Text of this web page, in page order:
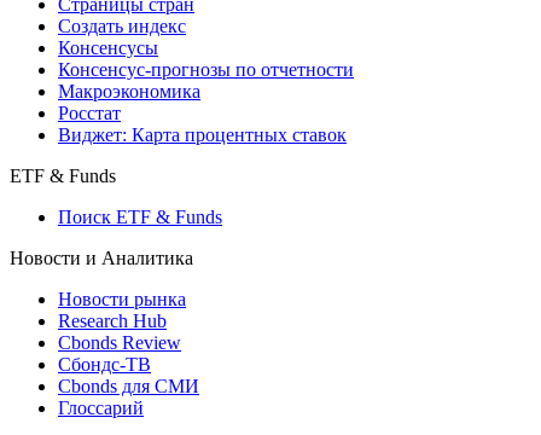
Индексы
Поиск индексов
Страницы стран
Создать индекс
Консенсусы
Макроэкономика
Виджет: Карта процентных ставок
ETF & Funds
Поиск ETF & Funds
Новости и Аналитика
Новости рынка
Research Hub